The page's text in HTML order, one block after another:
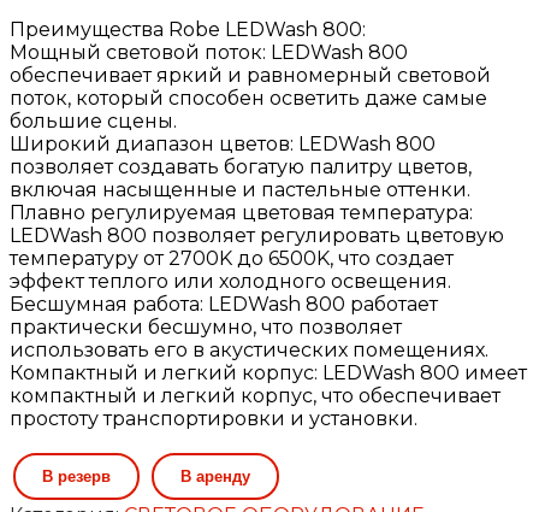
Преимущества Robe LEDWash 800:
Мощный световой поток: LEDWash 800
обеспечивает яркий и равномерный световой
поток, который способен осветить даже самые
большие сцены.
Широкий диапазон цветов: LEDWash 800
позволяет создавать богатую палитру цветов,
включая насыщенные и пастельные оттенки.
Плавно регулируемая цветовая температура:
LEDWash 800 позволяет регулировать цветовую
температуру от 2700K до 6500K, что создает
эффект теплого или холодного освещения.
Бесшумная работа: LEDWash 800 работает
практически бесшумно, что позволяет
использовать его в акустических помещениях.
Компактный и легкий корпус: LEDWash 800 имеет
компактный и легкий корпус, что обеспечивает
простоту транспортировки и установки.
Количество
товара
Световые
В резерв В аренду